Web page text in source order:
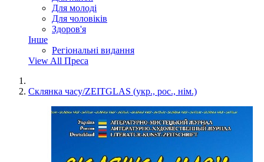
Для молоді
Для чоловіків
Здоров'я
Інше
Регіональні видання
View All Преса
Склянка часу/ZEITGLAS (укр., рос., нім.)